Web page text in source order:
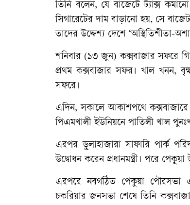
তিনি বলেন, যে বাজেটে ট্যাক্স
সিগারেটের দাম বাড়ানো হয়, সে
তাদের উদ্দেশ্য দেশে ‘অস্থিতিশীতা-
শনিবার (১৩ জুন) কক্সবাজার সফরে
প্রথম কক্সবাজার সফর। খাল খনন,
সফরে।
এদিন, সকালে আকাশপথে কক্সবাজারে
পিএমখালী ইউনিয়নে পাতিলী খাল
এরপর ডুলাহাজারা সাফারি পার্ক
উদ্বোধন করেন প্রধানমন্ত্রী। পরে
এরপরে নবগঠিত পেকুয়া পৌরসভা
চকরিয়ার জনসভা শেষে তিনি